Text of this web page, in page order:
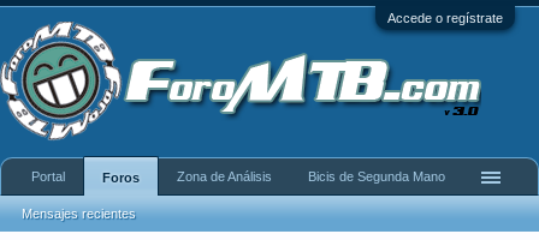
Accede o regístrate
Portal Foros
Mensajes recientes
Zona de Análisis Bicis de Segunda Mano